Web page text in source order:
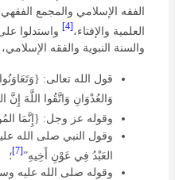
الفقه الإسلامي والمجمع
العلمية والإفتاء،
واستدلوا
والسنة النبوية والفقه
قول الله تعالى:
وَالعُدْوَانِ وَاتَّقُوا اللَّهَ إِنَّ
وقوله عز وجل: {إِنَّمَا
وقول النبي صلى الله
العَبْدُ فِي عَوْنِ أَخِيهِ”
؛
وقوله صلى الله عليه